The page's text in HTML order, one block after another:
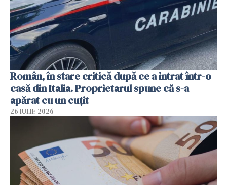
Român, în stare critică după ce a intrat într-o
casă din Italia. Proprietarul spune că s-a
apărat cu un cuțit
26 IULIE 2026